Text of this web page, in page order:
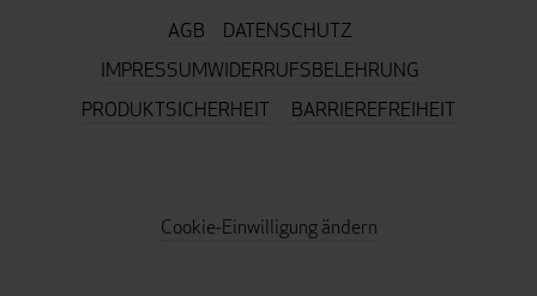
AGB
DATENSCHUTZ
IMPRESSUMWIDERRUFSBELEHRUNG
PRODUKTSICHERHEIT
BARRIEREFREIHEIT
Cookie-Einwilligung ändern